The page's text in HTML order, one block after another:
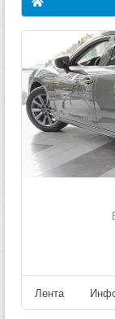
БЛОГИ
МУЗЫКА
БИБЛИЯ
ОПРОСЫ
НОВОСТИ
Лента